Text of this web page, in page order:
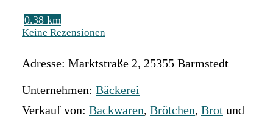
0.38 km
Keine Rezensionen
Adresse: Marktstraße 2, 25355 Barmstedt
Unternehmen: Bäckerei
Verkauf von: Backwaren, Brötchen, Brot und